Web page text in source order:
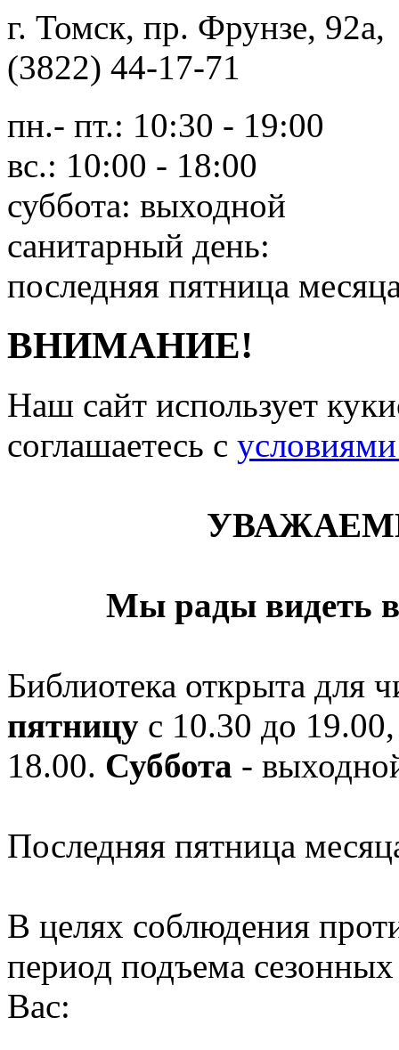
г. Томск, пр. Фрунзе,
(3822) 44-17-71
пн.- пт.: 10:30 - 19:00
вс.: 10:00 - 18:00
суббота: выходной
санитарный день:
последняя пятница
ВНИМАНИЕ!
Наш сайт использует
соглашаетесь c
Мы рады видеть
Библиотека открыта для
пятницу с 10.30 до
18.00. Суббота -
Последняя пятница
В целях соблюдения
период подъема
Вас: